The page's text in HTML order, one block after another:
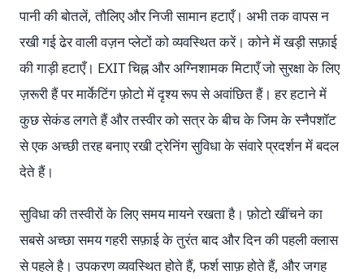
पानी की बोतलें, तौलिए और निजी सामान हटाएँ। अभी तक वापस न
रखी गई ढेर वाली वज़न प्लेटों को व्यवस्थित करें। कोने में खड़ी सफ़ाई
की गाड़ी हटाएँ। EXIT चिह्न और अग्निशामक मिटाएँ जो सुरक्षा के लिए
ज़रूरी हैं पर मार्केटिंग फ़ोटो में दृश्य रूप से अवांछित हैं। हर हटाने में
कुछ सेकंड लगते हैं और तस्वीर को सत्र के बीच के जिम के स्नैपशॉट
से एक अच्छी तरह बनाए रखी ट्रेनिंग सुविधा के संवारे प्रदर्शन में बदल
देते हैं।
सुविधा की तस्वीरों के लिए समय मायने रखता है। फ़ोटो खींचने का
सबसे अच्छा समय गहरी सफ़ाई के तुरंत बाद और दिन की पहली क्लास
से पहले है। उपकरण व्यवस्थित होते हैं, फर्श साफ़ होते हैं, और जगह